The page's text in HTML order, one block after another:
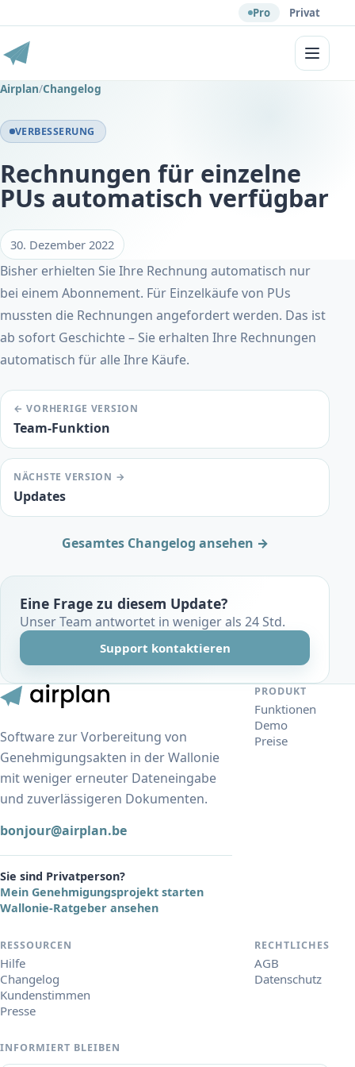
Pro Privat
Menü
Airplan/Changelog
VERBESSERUNG
Rechnungen für einzelne
PUs automatisch verfügbar
30. Dezember 2022
Bisher erhielten Sie Ihre Rechnung automatisch nur
bei einem Abonnement. Für Einzelkäufe von PUs
mussten die Rechnungen angefordert werden. Das ist
ab sofort Geschichte – Sie erhalten Ihre Rechnungen
automatisch für alle Ihre Käufe.
← VORHERIGE VERSION
Team-Funktion
NÄCHSTE VERSION →
Updates
Gesamtes Changelog ansehen →
Eine Frage zu diesem Update?
Unser Team antwortet in weniger als 24 Std.
Support kontaktieren
Software zur Vorbereitung von
Genehmigungsakten in der Wallonie
mit weniger erneuter Dateneingabe
und zuverlässigeren Dokumenten.
bonjour@airplan.be
Sie sind Privatperson?
Mein Genehmigungsprojekt starten
Wallonie-Ratgeber ansehen
PRODUKT
Funktionen
Demo
Preise
RESSOURCEN
Hilfe
Changelog
Kundenstimmen
Presse
RECHTLICHES
AGB
Datenschutz
INFORMIERT BLEIBEN